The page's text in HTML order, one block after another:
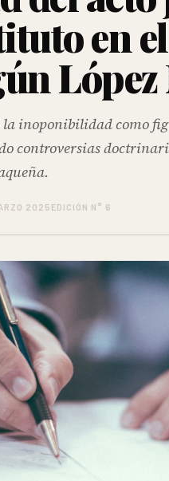
en
López
inoponibilidad como
controversias
2025 EDICIÓN N° 6